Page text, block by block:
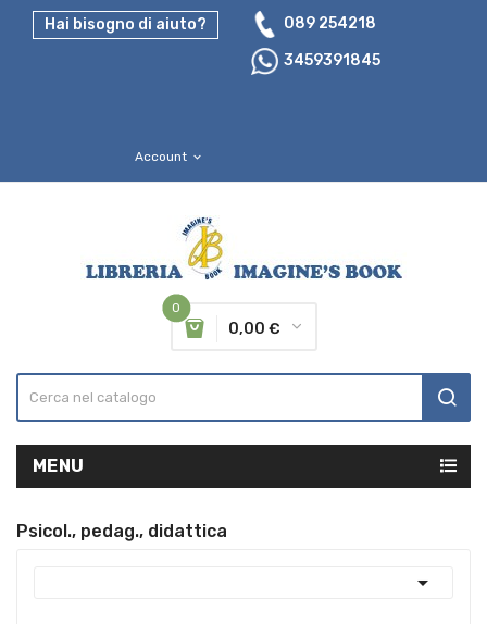
Hai bisogno di aiuto?
089 254218
3459391845
Account expand_more
0
0,00 €
MENU
Psicol., pedag., didattica
